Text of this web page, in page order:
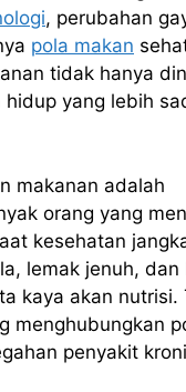
, perubahan
pola makan
tidak hanya
yang lebih
makanan adalah
orang yang
kesehatan
lemak jenuh, dan
kaya akan nutrisi.
menghubungkan
penyakit